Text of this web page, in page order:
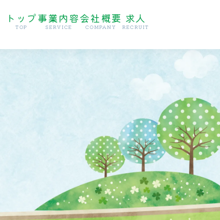
トップ事業内容会社概要 求人